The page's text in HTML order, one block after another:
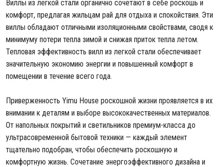
Виллы из легкой стали органично сочетают в себе роскошь и
комфорт, предлагая жильцам рай для отдыха и спокойствия. Эти
виллы обладают отличными изоляционными свойствами, сводя к
минимуму потери тепла зимой и снижая приток тепла летом.
Тепловая эффективность вилл из легкой стали обеспечивает
значительную экономию энергии и повышенный комфорт в
помещении в течение всего года.
Приверженность Yimu House роскошной жизни проявляется в их
внимании к деталям и выборе высококачественных материалов.
От напольных покрытий и светильников премиум-класса до
ультрасовременной бытовой техники — каждый элемент
тщательно подобран, чтобы обеспечить роскошную и
комфортную жизнь. Сочетание энергоэффективного дизайна и